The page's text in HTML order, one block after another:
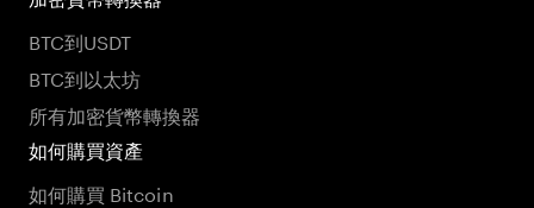
BTC到USDT
BTC到以太坊
所有加密貨幣轉換器
如何購買資產
如何購買 Bitcoin